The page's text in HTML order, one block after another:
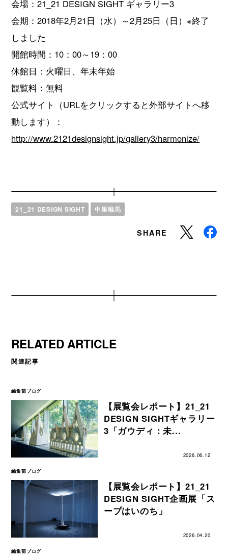
会場：21_21 DESIGN SIGHT ギャラリー3
会期：2018年2月21日（水）～2月25日（日）※終了
しました
開館時間：10：00～19：00
休館日：火曜日、年末年始
観覧料：無料
公式サイト（URLをクリックすると外部サイトへ移
動します）：
http://www.2121designsight.jp/gallery3/harmonize/
21_21 DESIGN SIGHT 中里唯馬
SHARE
RELATED ARTICLE
関連記事
編集部ブログ
【展覧会レポート】21_21
DESIGN SIGHTギャラリー
3「ガウディ：未...
2026.06.12
編集部ブログ
【展覧会レポート】21_21
DESIGN SIGHT企画展「ス
ープはいのち」
2026.04.20
編集部ブログ